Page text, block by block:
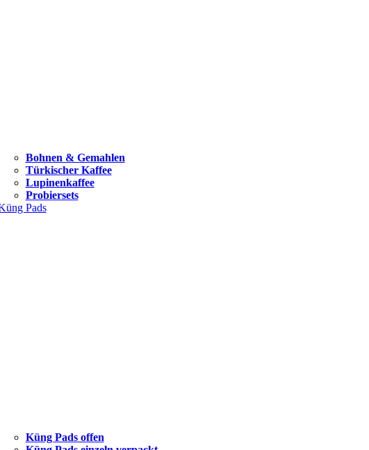
Bohnen & Gemahlen
Türkischer Kaffee
Lupinenkaffee
Probiersets
Pads
Küng Pads offen